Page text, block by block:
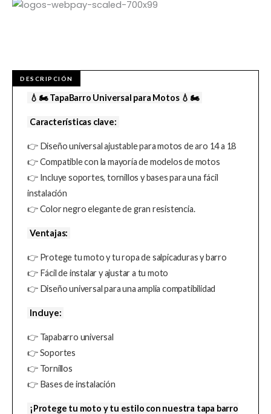
💧 🏍️TapaBarro Universal para Motos 💧 🏍️
Características clave:
👉Diseño universal ajustable para motos de aro 14 a 18
👉Compatible con la mayoría de modelos de motos
👉Incluye soportes, tornillos y bases para una fácil
instalación
👉Color negro elegante de gran resistencia.
Ventajas:
👉Protege tu moto y tu ropa de salpicaduras y barro
👉Fácil de instalar y ajustar a tu moto
👉Diseño universal para una amplia compatibilidad
Incluye:
👉Tapabarro universal
👉Soportes
👉Tornillos
👉Bases de instalación
¡Protege tu moto y tu estilo con nuestra tapa barro